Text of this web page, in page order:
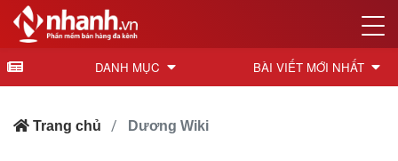
DANH MỤC BÀI VIẾT MỚI NHẤT
Trang chủ Dương Wiki